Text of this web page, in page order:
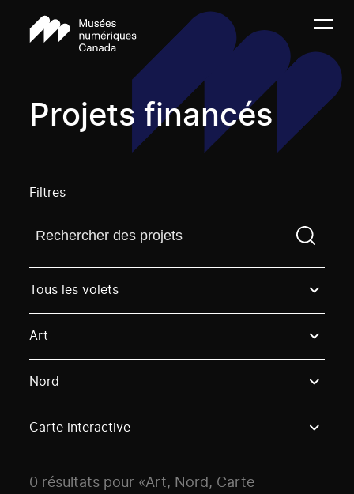
Projets financés
Filtres
Trouvez un projetVous devez saisir un terme de
Tous les volets
Art
Nord
Carte interactive
0 résultats pour «Art, Nord, Carte